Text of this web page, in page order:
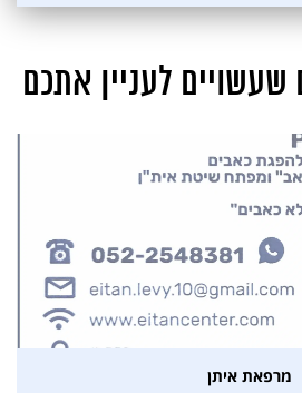
קבלת דיוור פרסומי במייל
לעניין אתכם
מרפאת איתן